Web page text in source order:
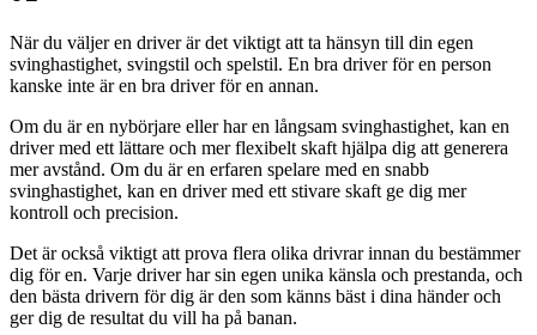
När du väljer en driver är det viktigt att ta hänsyn till din egen
svinghastighet, svingstil och spelstil. En bra driver för en person
kanske inte är en bra driver för en annan.
Om du är en nybörjare eller har en långsam svinghastighet, kan en
driver med ett lättare och mer flexibelt skaft hjälpa dig att generera
mer avstånd. Om du är en erfaren spelare med en snabb
svinghastighet, kan en driver med ett stivare skaft ge dig mer
kontroll och precision.
Det är också viktigt att prova flera olika drivrar innan du bestämmer
dig för en. Varje driver har sin egen unika känsla och prestanda, och
den bästa drivern för dig är den som känns bäst i dina händer och
ger dig de resultat du vill ha på banan.